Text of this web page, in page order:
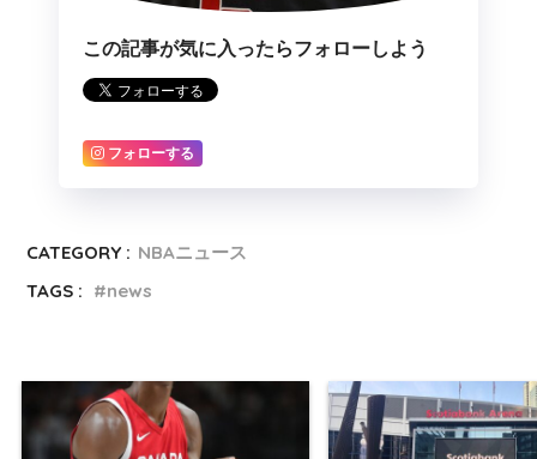
この記事が気に入ったらフォローしよう
フォローする
CATEGORY : NBAニュース
TAGS :
news